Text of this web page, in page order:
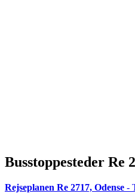
Busstoppesteder Re
Rejseplanen Re 2717, Odense -